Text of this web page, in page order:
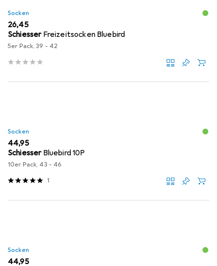
Socken
EUR
26,45
Schiesser Freizeitsocken Bluebird
5er Pack, 39 - 42
Socken
EUR
44,95
Schiesser Bluebird 10P
10er Pack, 43 - 46
1
Socken
EUR
44,95